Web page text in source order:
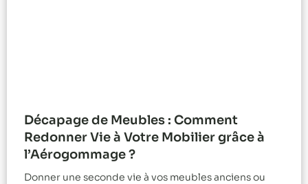
Décapage de Meubles : Comment
Redonner Vie à Votre Mobilier grâce à
l’Aérogommage ?
Donner une seconde vie à vos meubles anciens ou